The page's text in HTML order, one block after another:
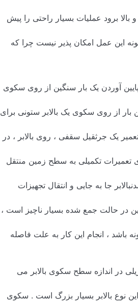
بالا برود عملیات بسیار راحتی را پیش
این عمل امکان پذیر نیست چرا که
آوردن یک بار سنگین از روی سکوی
بار از روی سکوی یک بالابر ستونی برای
یک جرثقیل سقفی ، روی بالابر ، در
تعمیرات تکمیلی به سطح زمین منتقل
جا به جایی و انتقال تجهیزات
در حالت جمع شده بسیار ناچیز است ،
باشد ، انجام این کار به علت فاصله
ریلی در اندازه سطح سکوی بالابر می
نوع بالابر بسیار بزرگ است . سکوی